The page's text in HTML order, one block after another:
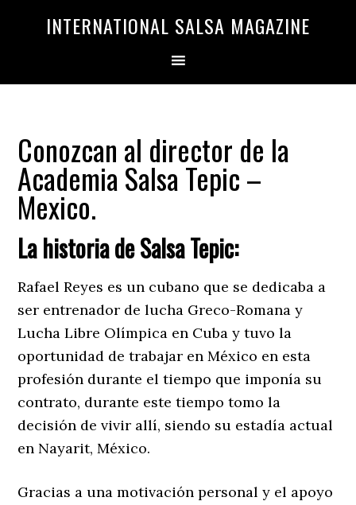
INTERNATIONAL SALSA MAGAZINE
Conozcan al director de la
Academia Salsa Tepic –
Mexico.
La historia de Salsa Tepic:
Rafael Reyes es un cubano que se dedicaba a
ser entrenador de lucha Greco-Romana y
Lucha Libre Olímpica en Cuba y tuvo la
oportunidad de trabajar en México en esta
profesión durante el tiempo que imponía su
contrato, durante este tiempo tomo la
decisión de vivir allí, siendo su estadía actual
en Nayarit, México.
Gracias a una motivación personal y el apoyo